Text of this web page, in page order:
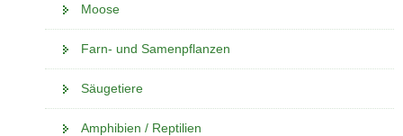
Moose
Farn- und Samenpflanzen
Säugetiere
Amphibien / Reptilien